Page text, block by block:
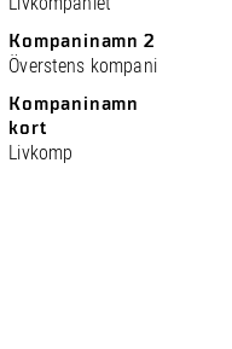
Kompaninamn 2
Överstens kompani
Kompaninamn
kort
Livkomp